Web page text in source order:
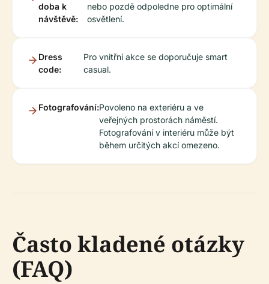
doba k
návštěvě:
nebo pozdě odpoledne pro optimální
osvětlení.
Dress
code:
Pro vnitřní akce se doporučuje smart
casual.
Fotografování:Povoleno na exteriéru a ve
veřejných prostorách náměstí.
Fotografování v interiéru může být
během určitých akcí omezeno.
Často kladené otázky
(FAQ)